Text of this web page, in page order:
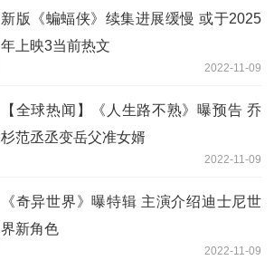
新版《蝙蝠侠》续集进展缓慢 或于2025
年上映3当前热文
2022-11-09
【全球热闻】《人生路不熟》曝预告 乔
杉范丞丞变岳父准女婿
2022-11-09
《奇异世界》曝特辑 主演介绍迪士尼世
界新角色
2022-11-09